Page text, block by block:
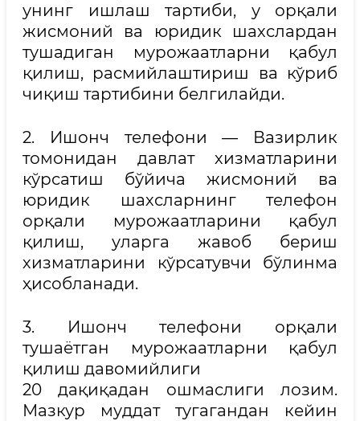
унинг ишлаш тартиби, у орқали
жисмоний ва юридик шахслардан
тушадиган мурожаатларни қабул
қилиш, расмийлаштириш ва кўриб
чиқиш тартибини белгилайди.
2. Ишонч телефони — Вазирлик
томонидан давлат хизматларини
кўрсатиш бўйича жисмоний ва
юридик шахсларнинг телефон
орқали мурожаатларини қабул
қилиш, уларга жавоб бериш
хизматларини кўрсатувчи бўлинма
ҳисобланади.
3. Ишонч телефони орқали
тушаётган мурожаатларни қабул
қилиш давомийлиги
20 дақиқадан ошмаслиги лозим.
Мазкур муддат тугагандан кейин